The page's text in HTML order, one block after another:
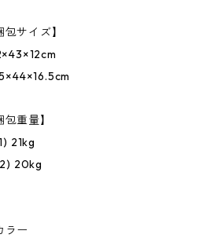
包サイズ】
包重量】
21kg
20kg
ー